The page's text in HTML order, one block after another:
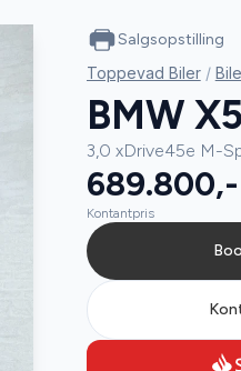
Salgsopstilling
Toppevad Biler /
BMW X5
3,0 xDrive45e M-
689.800,-
Kontantpris